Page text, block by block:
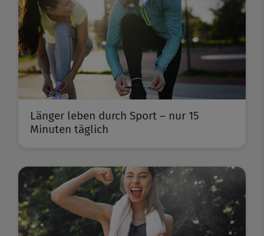
Länger leben durch Sport – nur 15
Minuten täglich